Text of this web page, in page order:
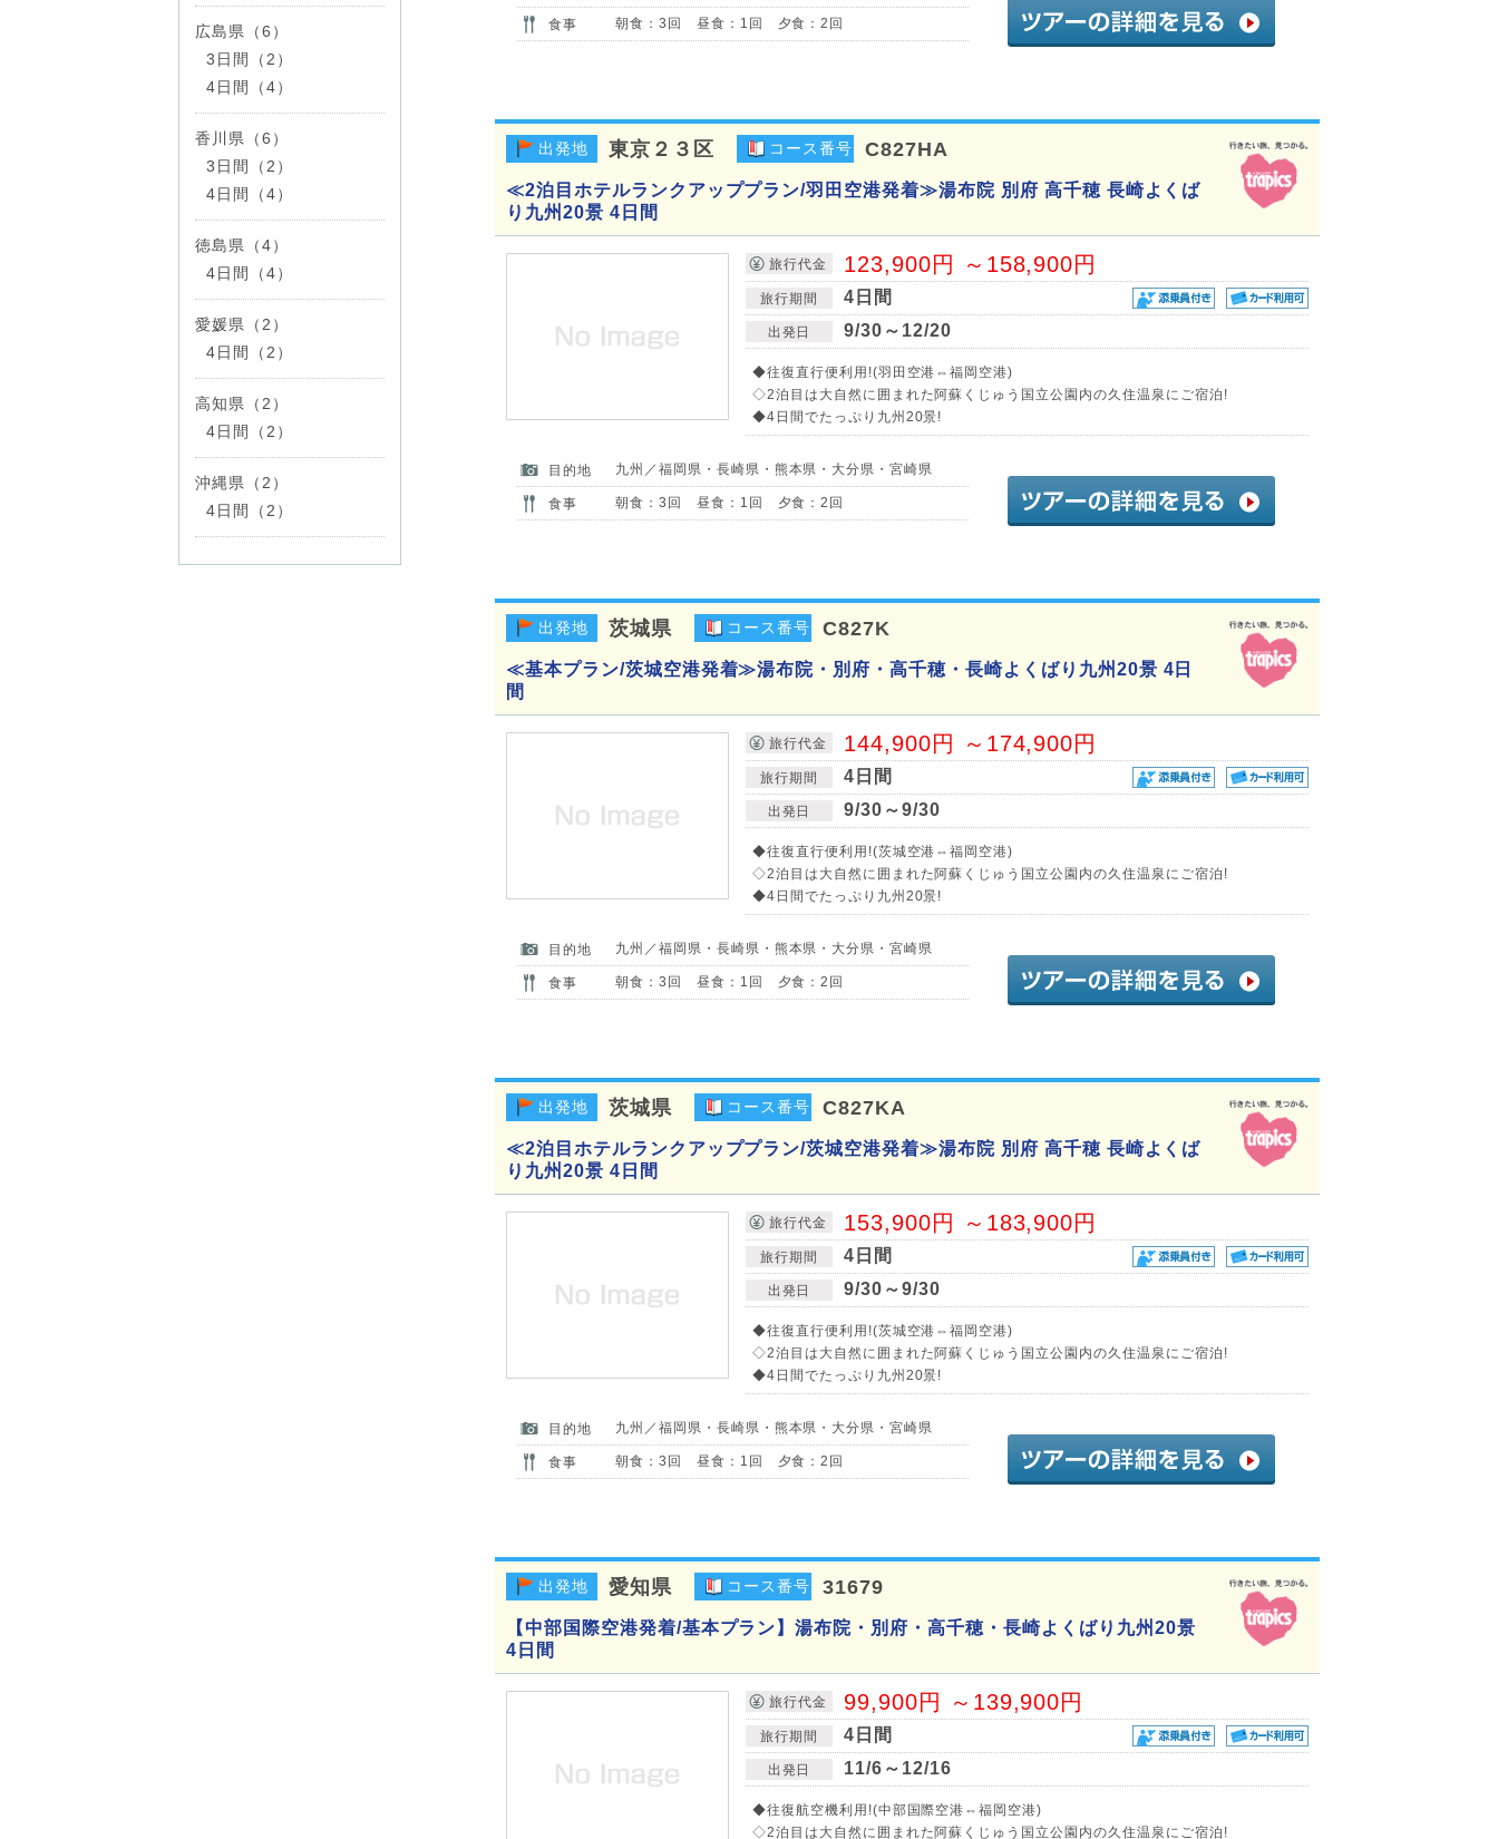
食事 朝食：3回 昼食：1回 夕食：2回
出発地 東京２３区 コース番号 C827HA
≪2泊目ホテルランクアッププラン/羽田空港発着≫湯布院 別府 高千穂 長崎よくば
り九州20景 4日間
旅行代金 123,900円 ～158,900円
旅行期間 4日間
出発日 9/30～12/20
◆往復直行便利用!(羽田空港⇔福岡空港)
◇2泊目は大自然に囲まれた阿蘇くじゅう国立公園内の久住温泉にご宿泊!
◆4日間でたっぷり九州20景!
目的地 九州／福岡県・長崎県・熊本県・大分県・宮崎県
食事 朝食：3回 昼食：1回 夕食：2回
出発地 茨城県 コース番号 C827K
≪基本プラン/茨城空港発着≫湯布院・別府・高千穂・長崎よくばり九州20景 4日
間
旅行代金 144,900円 ～174,900円
旅行期間 4日間
出発日 9/30～9/30
◆往復直行便利用!(茨城空港⇔福岡空港)
◇2泊目は大自然に囲まれた阿蘇くじゅう国立公園内の久住温泉にご宿泊!
◆4日間でたっぷり九州20景!
目的地 九州／福岡県・長崎県・熊本県・大分県・宮崎県
食事 朝食：3回 昼食：1回 夕食：2回
出発地 茨城県 コース番号 C827KA
≪2泊目ホテルランクアッププラン/茨城空港発着≫湯布院 別府 高千穂 長崎よくば
り九州20景 4日間
旅行代金 153,900円 ～183,900円
旅行期間 4日間
出発日 9/30～9/30
◆往復直行便利用!(茨城空港⇔福岡空港)
◇2泊目は大自然に囲まれた阿蘇くじゅう国立公園内の久住温泉にご宿泊!
◆4日間でたっぷり九州20景!
目的地 九州／福岡県・長崎県・熊本県・大分県・宮崎県
食事 朝食：3回 昼食：1回 夕食：2回
出発地 愛知県 コース番号 31679
【中部国際空港発着/基本プラン】湯布院・別府・高千穂・長崎よくばり九州20景
4日間
旅行代金 99,900円 ～139,900円
旅行期間 4日間
出発日 11/6～12/16
◆往復航空機利用!(中部国際空港⇔福岡空港)
◇2泊目は大自然に囲まれた阿蘇くじゅう国立公園内の久住温泉にご宿泊!
広島県（6）
3日間（2）
4日間（4）
香川県（6）
3日間（2）
4日間（4）
徳島県（4）
4日間（4）
愛媛県（2）
4日間（2）
高知県（2）
4日間（2）
沖縄県（2）
4日間（2）